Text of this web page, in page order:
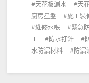
天花板漏水 天
廚房星盤
施工裝
維修水喉
緊急
工
防水打針
水防漏材料
防漏